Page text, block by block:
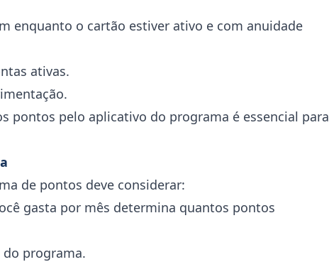
enquanto o cartão estiver ativo e com anuidade
ativas.
pontos pelo aplicativo do programa é essencial para
de pontos deve considerar:
gasta por mês determina quantos pontos
programa.